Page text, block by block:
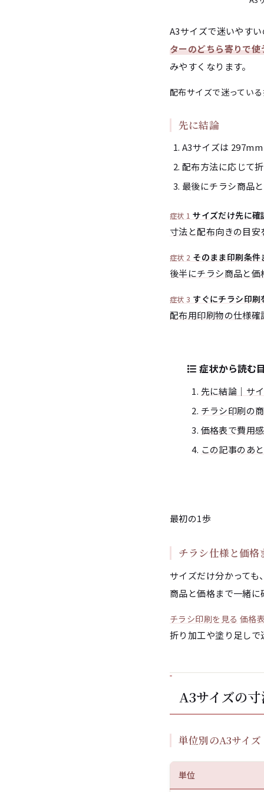
A3サイズで迷いやす
ターのどちら寄りで使
みやすくなります。
配布サイズで迷っている
先に結論
A3サイズは
配布方法に応じて
最後にチラシ商品
症状 1 サイズだけ先に確
寸法と配布向きの目
症状 2 そのまま印刷条
後半にチラシ商品と
症状 3 すぐにチラシ印刷
配布用印刷物の仕様
症状から読む
先に結論｜サ
チラシ印刷の
価格表で費用
この記事のあ
最初の1歩
チラシ仕様と価格
サイズだけ分かって
商品と価格まで一緒に
チラシ印刷を見る 価格
折り加工や塗り足し
A3サイズの
単位別のA3サイズ
単位